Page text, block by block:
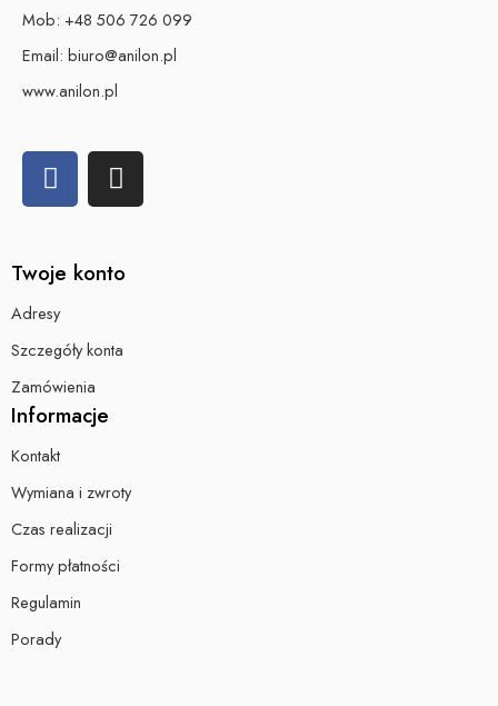
Mob: +48 506 726 099
Email: biuro@anilon.pl
www.anilon.pl
Twoje konto
Adresy
Szczegóły konta
Zamówienia
Informacje
Kontakt
Wymiana i zwroty
Czas realizacji
Formy płatności
Regulamin
Porady